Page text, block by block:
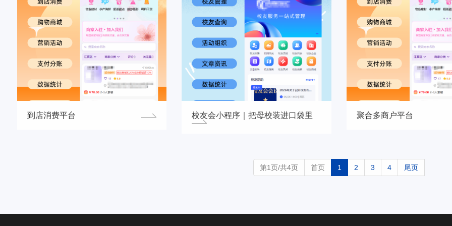
到店消费平台 校友会小程序｜把母校装进口袋里 聚合多商户平台
第1页/共4页 首页 1 2 3 4 尾页